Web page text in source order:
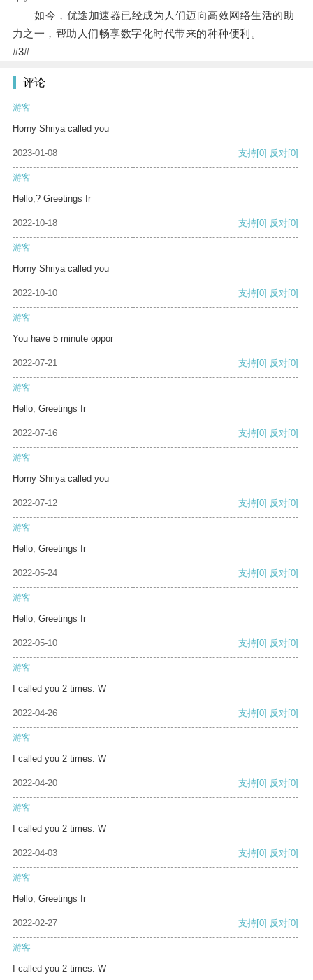
如今，优途加速器已经成为人们迈向高效网络生活的助
力之一，帮助人们畅享数字化时代带来的种种便利。
#3#
评论
游客
Horny Shriya called you
2023-01-08 支持[0] 反对[0]
游客
Hello,? Greetings fr
2022-10-18 支持[0] 反对[0]
游客
Horny Shriya called you
2022-10-10 支持[0] 反对[0]
游客
You have 5 minute oppor
2022-07-21 支持[0] 反对[0]
游客
Hello, Greetings fr
2022-07-16 支持[0] 反对[0]
游客
Horny Shriya called you
2022-07-12 支持[0] 反对[0]
游客
Hello, Greetings fr
2022-05-24 支持[0] 反对[0]
游客
Hello, Greetings fr
2022-05-10 支持[0] 反对[0]
游客
I called you 2 times. W
2022-04-26 支持[0] 反对[0]
游客
I called you 2 times. W
2022-04-20 支持[0] 反对[0]
游客
I called you 2 times. W
2022-04-03 支持[0] 反对[0]
游客
Hello, Greetings fr
2022-02-27 支持[0] 反对[0]
游客
I called you 2 times. W